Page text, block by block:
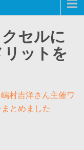
セルに
ットを
嶋村吉洋さん主催ワ
とめました